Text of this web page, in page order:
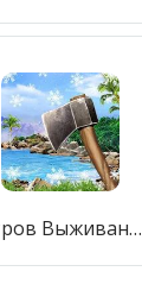
Остров Выживания - Игры На Выживание